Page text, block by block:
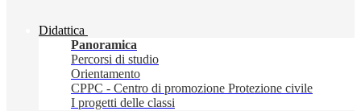
Didattica
Panoramica
Percorsi di studio
Orientamento
CPPC - Centro di promozione Protezione civile
I progetti delle classi